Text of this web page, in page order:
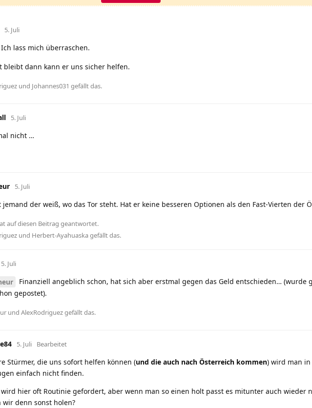
5. Juli
Ich lass mich überraschen.
bleibt dann kann er uns sicher helfen.
und Johannes031 gefällt das.
5. Juli
nicht …
5. Juli
der weiß, wo das Tor steht. Hat er keine besseren Optionen als den Fast-Vierten der
auf diesen Beitrag geantwortet.
und Herbert-Ayahuaskagefällt das.
5. Juli
Finanziell angeblich schon, hat sich aber erstmal gegen das Geld entschieden… (wurde
gepostet).
und AlexRodriguezgefällt das.
5. Juli Bearbeitet
Stürmer, die uns sofort helfen können (und die auch nach Österreich kommen) wird man in
einfach nicht finden.
hier oft Routinie gefordert, aber wenn man so einen holt passt es mitunter auch wieder
wir denn sonst holen?